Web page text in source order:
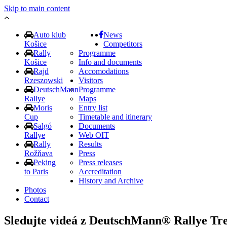
Skip to main content
Auto klub
Košice
Rally
Košice
Rajd
Rzeszowski
DeutschMann
Rallye
Moris
Cup
Salgó
Rallye
Rally
Rožňava
Peking
to Paris
News
Competitors
Programme
Info and documents
Accomodations
Visitors
Programme
Maps
Entry list
Timetable and itinerary
Documents
Web OIT
Results
Press
Press releases
Accreditation
History and Archive
Photos
Contact
Sledujte videá z DeutschMann® Rallye